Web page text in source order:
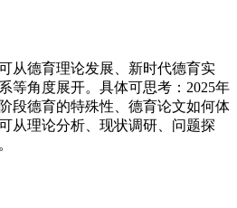
从德育理论发展、新时代德育实
等角度展开。具体可思考：2025年
段德育的特殊性、德育论文如何体
从理论分析、现状调研、问题探